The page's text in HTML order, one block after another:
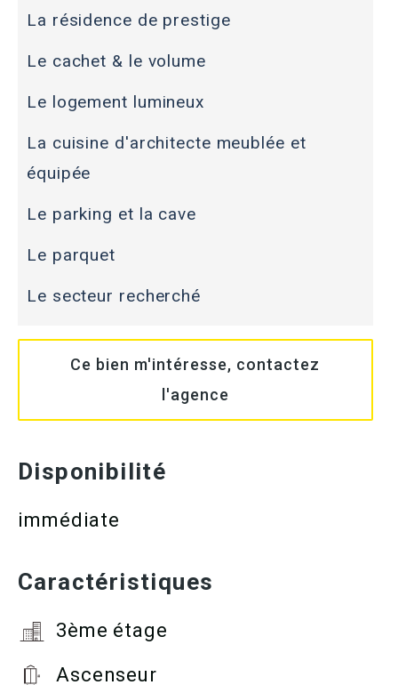
La résidence de prestige
Le cachet & le volume
Le logement lumineux
La cuisine d'architecte meublée et
équipée
Le parking et la cave
Le parquet
Le secteur recherché
Ce bien m'intéresse, contactez
l'agence
Disponibilité
immédiate
Caractéristiques
3ème étage
Ascenseur